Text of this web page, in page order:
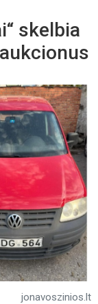
skelbia
jonavoszinios.lt